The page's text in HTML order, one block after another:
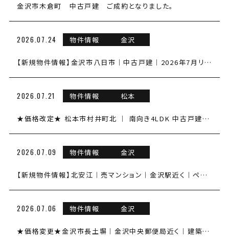
コンタクトフォームへ
金沢本店 076-259-6861
金沢市木倉町 中古戸建 ご成約となりました。
2026.07.24 物件情報 金沢
【新規物件情報】金沢市八日市｜中古戸建｜2026年7月リフォーム完了｜2台駐車可
2026.07.21 物件情報 松本
★価格改定★ 松本市村井町北 ｜ 南向き4LDK 中古戸建住宅
2026.07.09 物件情報 金沢
【新規物件情報】北安江｜売マンション｜金沢駅近く｜ペット可｜２ＬＤＫ
2026.07.06 物件情報 金沢
★価格変更★金沢市長土塀│金沢中央郵便局近く│建築条件なし約70坪の売土地